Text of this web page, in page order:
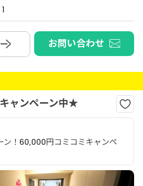
お問い合わせ
ャンペーン中★
！60,000円コミコミキャンペ